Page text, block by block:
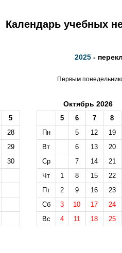
Календарь учебных
2025 -
Первым
5
28
29
30
Октябрь 2026
5 6 7
8
Пн
5 12
19
Вт
6 13
20
Ср
7 14
21
Чт
1 8 15
22
Пт
2 9 16
23
Сб
3 10 17
24
Вс
4 11 18 25